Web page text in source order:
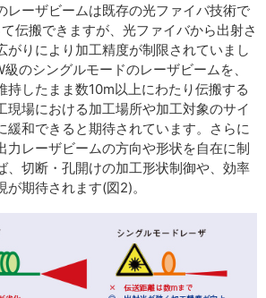
レーザビームは既存の光ファイバ技術で
伝搬できますが、光ファイバから出射さ
がりにより加工精度が制限されていまし
のシングルモードのレーザビームを、
持したまま数10m以上にわたり伝搬する
現場における加工場所や加工対象のサイ
緩和できると期待されています。さらに
力レーザビームの方向や形状を自在に制
、切断・孔開けの加工形状制御や、効率
期待されます(図2)。